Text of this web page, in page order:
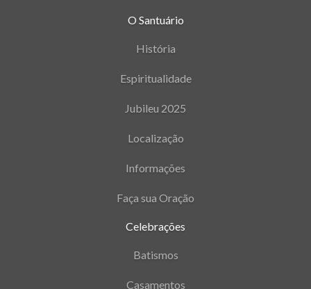
O Santuário
História
Espiritualidade
Jubileu 2025
Localização
Informações
Faça sua Oração
Celebrações
Batismos
Casamentos